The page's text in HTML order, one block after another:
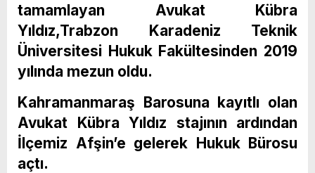
tamamlayan Avukat Kübra
Yıldız,Trabzon Karadeniz Teknik
Üniversitesi Hukuk Fakültesinden 2019
yılında mezun oldu.
Kahramanmaraş Barosuna kayıtlı olan
Avukat Kübra Yıldız stajının ardından
İlçemiz Afşin’e gelerek Hukuk Bürosu
açtı.